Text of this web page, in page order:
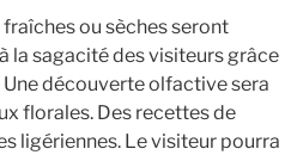
ou sèches seront
la sagacité des visiteurs grâce
découverte olfactive sera
florales. Des recettes de
ligériennes. Le visiteur pourra